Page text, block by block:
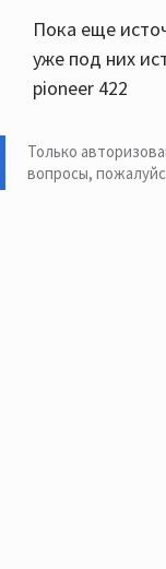
Пока еще
уже под них
pioneer 422
Только
вопросы,